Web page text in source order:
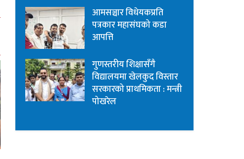
आमसञ्चार विधेयकप्रति
पत्रकार महासंघको कडा
आपत्ति
गुणस्तरीय शिक्षासँगै
विद्यालयमा खेलकुद विस्तार
सरकारको प्राथमिकता : मन्त्री
पोखरेल